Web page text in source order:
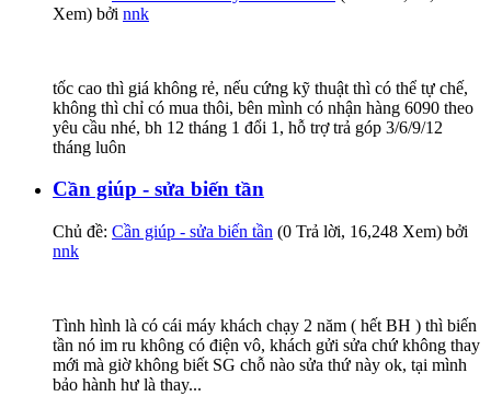
Xem) bởi nnk
tốc cao thì giá không rẻ, nếu cứng kỹ thuật thì có thể tự chế,
không thì chỉ có mua thôi, bên mình có nhận hàng 6090 theo
yêu cầu nhé, bh 12 tháng 1 đổi 1, hỗ trợ trả góp 3/6/9/12
tháng luôn
Cần giúp - sửa biến tần
Chủ đề: Cần giúp - sửa biến tần (0 Trả lời, 16,248 Xem) bởi
nnk
Tình hình là có cái máy khách chạy 2 năm ( hết BH ) thì biến
tần nó im ru không có điện vô, khách gửi sửa chứ không thay
mới mà giờ không biết SG chỗ nào sửa thứ này ok, tại mình
bảo hành hư là thay...